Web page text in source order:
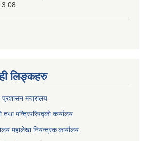
लिङ्कहरु
प्रशासन मन्त्रालय
मन्त्रिपरिषद्को कार्यालय
महालेखा नियन्त्रक कार्यालय